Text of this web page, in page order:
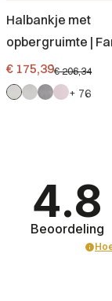
Halbankje met
opbergruimte |
Promotieprijs
€ 175,39€ 206,34
+ 76
4.8
Beoordeling